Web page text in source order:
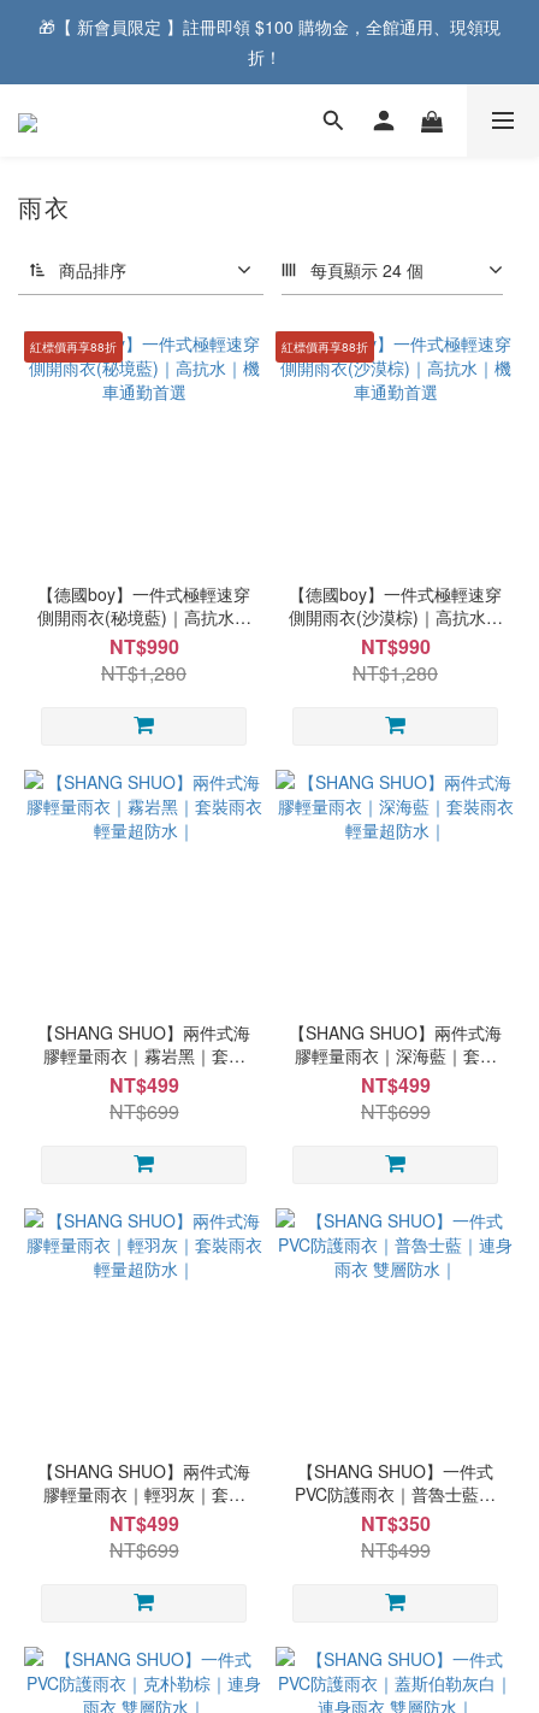
🎁【 新會員限定 】註冊即領 $100 購物金，全館通用、現領現
折！
雨衣
商品排序 每頁顯示 24 個
紅標價再享88折
【德國boy】一件式極輕速穿
側開雨衣(秘境藍)｜高抗水｜
機車通勤首選
NT$990
NT$1,280
紅標價再享88折
【德國boy】一件式極輕速穿
側開雨衣(沙漠棕)｜高抗水｜
機車通勤首選
NT$990
NT$1,280
【SHANG SHUO】兩件式海
膠輕量雨衣｜霧岩黑｜套裝
雨衣 輕量超防水｜
NT$499
NT$699
【SHANG SHUO】兩件式海
膠輕量雨衣｜深海藍｜套裝
雨衣 輕量超防水｜
NT$499
NT$699
【SHANG SHUO】兩件式海
膠輕量雨衣｜輕羽灰｜套裝
雨衣 輕量超防水｜
NT$499
NT$699
【SHANG SHUO】一件式
PVC防護雨衣｜普魯士藍｜
連身雨衣 雙層防水｜
NT$350
NT$499